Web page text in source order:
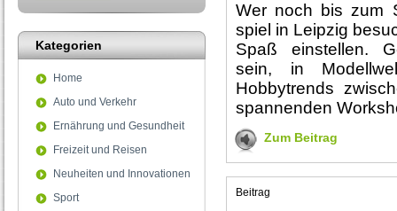
Kategorien
Home
Auto und Verkehr
Ernährung und Gesundheit
Freizeit und Reisen
Neuheiten und Innovationen
Sport
Wer noch bis zum
spiel in Leipzig
Spaß einstellen.
sein, in
Hobbytrends
spannenden
Zum Beitrag
Beitrag